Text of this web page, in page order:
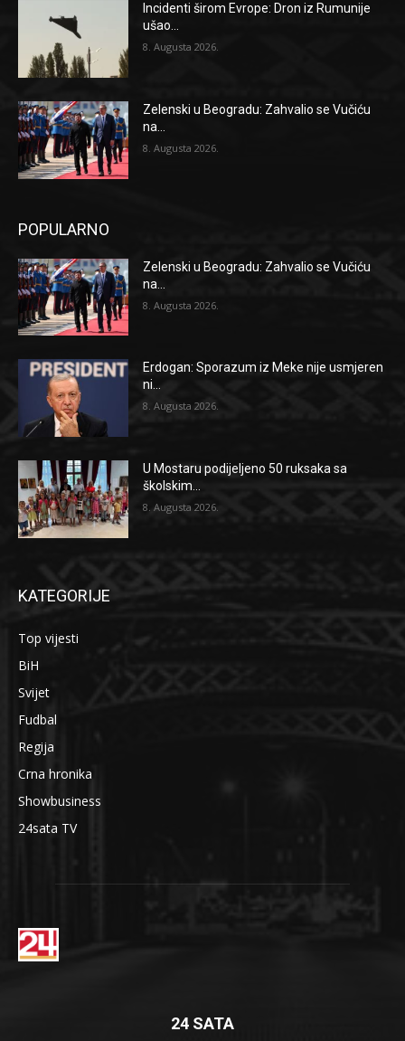
Incidenti širom Evrope: Dron iz Rumunije
ušao...
8. Augusta 2026.
Zelenski u Beogradu: Zahvalio se Vučiću
na...
8. Augusta 2026.
POPULARNO
Zelenski u Beogradu: Zahvalio se Vučiću
na...
8. Augusta 2026.
Erdogan: Sporazum iz Meke nije usmjeren
ni...
8. Augusta 2026.
U Mostaru podijeljeno 50 ruksaka sa
školskim...
8. Augusta 2026.
KATEGORIJE
Top vijesti
BiH
Svijet
Fudbal
Regija
Crna hronika
Showbusiness
24sata TV
24 SATA